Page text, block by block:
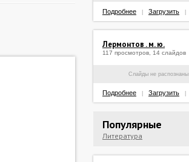
Подробнее Загрузить
Лермонтов . м. ю.
117 просмотров, 14 слайдов
Слайды не распознаны
Подробнее Загрузить
Популярные
Литература